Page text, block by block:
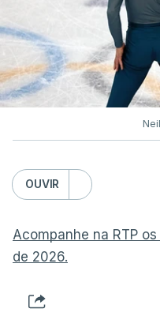
OUVIR
Acompanhe na RTP
de 2026.